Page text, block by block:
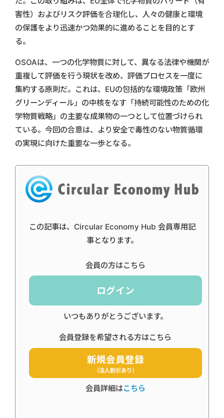
害性）およびリスク評価を合理化し、人々の健康と環境
の保護をより迅速かつ効果的に進めることを目的とす
る。
OSOAは、一つの化学物質に対して、異なる法律や機関が
重複して評価を行う現状を改め、評価プロセスを一度に
集約する原則だ。これは、EUの包括的な環境政策「欧州
グリーンディール」の中核をなす「持続可能性のための化
学物質戦略」の主要な成果物の一つとして位置づけられ
ている。今回の合意は、より安全で毒性のない物質循環
の実現に向けた重要な一歩となる。
この記事は、Circular Economy Hub 会員専用記
事となります。
会員の方はこちら
ログイン
いつもありがとうございます。
会員登録を希望される方はこちら
新規会員登録
（法人割引あり）
会員詳細はこちら